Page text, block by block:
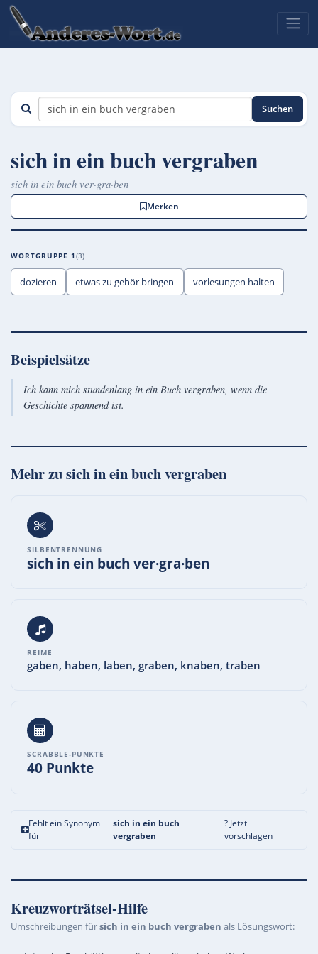
Suchen
sich in ein buch vergraben
sich in ein buch ver·gra·ben
Merken
WORTGRUPPE 1 3
dozieren etwas zu gehör bringen vorlesungen halten
Beispielsätze
Ich kann mich stundenlang in ein Buch vergraben, wenn die
Geschichte spannend ist.
Mehr zusich in ein buch vergraben
SILBENTRENNUNG
sich in ein buch ver·gra·ben
REIME
gaben, haben, laben, graben, knaben, traben
SCRABBLE-PUNKTE
40 Punkte
Fehlt ein Synonym
für
sich in ein buch
vergraben
? Jetzt
vorschlagen
Kreuzworträtsel-Hilfe
Umschreibungen fürsich in ein buch vergraben als Lösungswort: